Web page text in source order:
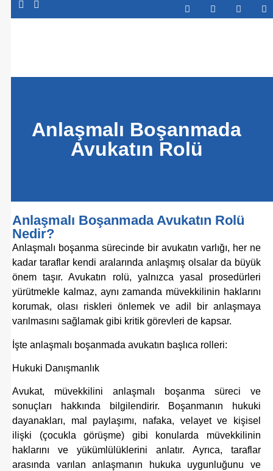
Anlaşmalı Boşanmada
Avukatın Rolü
Anlaşmalı Boşanmada Avukatın Rolü
Nedir?
Anlaşmalı boşanma sürecinde bir avukatın varlığı, her ne
kadar taraflar kendi aralarında anlaşmış olsalar da büyük
önem taşır. Avukatın rolü, yalnızca yasal prosedürleri
yürütmekle kalmaz, aynı zamanda müvekkilinin haklarını
korumak, olası riskleri önlemek ve adil bir anlaşmaya
varılmasını sağlamak gibi kritik görevleri de kapsar.
İşte anlaşmalı boşanmada avukatın başlıca rolleri:
Hukuki Danışmanlık
Avukat, müvekkilini anlaşmalı boşanma süreci ve
sonuçları hakkında bilgilendirir. Boşanmanın hukuki
dayanakları, mal paylaşımı, nafaka, velayet ve kişisel
ilişki (çocukla görüşme) gibi konularda müvekkilinin
haklarını ve yükümlülüklerini anlatır. Ayrıca, taraflar
arasında varılan anlaşmanın hukuka uygunluğunu ve